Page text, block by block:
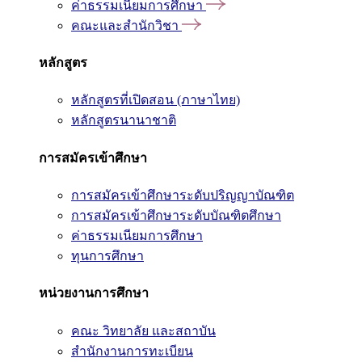
ค่าธรรมเนียมการศึกษา
คณะและสำนักวิชา
หลักสูตร
หลักสูตรที่เปิดสอน (ภาษาไทย)
หลักสูตรนานาชาติ
การสมัครเข้าศึกษา
การสมัครเข้าศึกษาระดับปริญญาบัณฑิต
การสมัครเข้าศึกษาระดับบัณฑิตศึกษา
ค่าธรรมเนียมการศึกษา
ทุนการศึกษา
หน่วยงานการศึกษา
คณะ วิทยาลัย และสถาบัน
สำนักงานการทะเบียน